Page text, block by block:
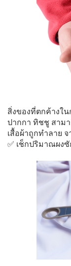
สิ่งของที่ตกค้างใน
ปากกา ทิชชู สาม
เสื้อผ้าถูกทำลาย
✅ เช็กปริมาณผง